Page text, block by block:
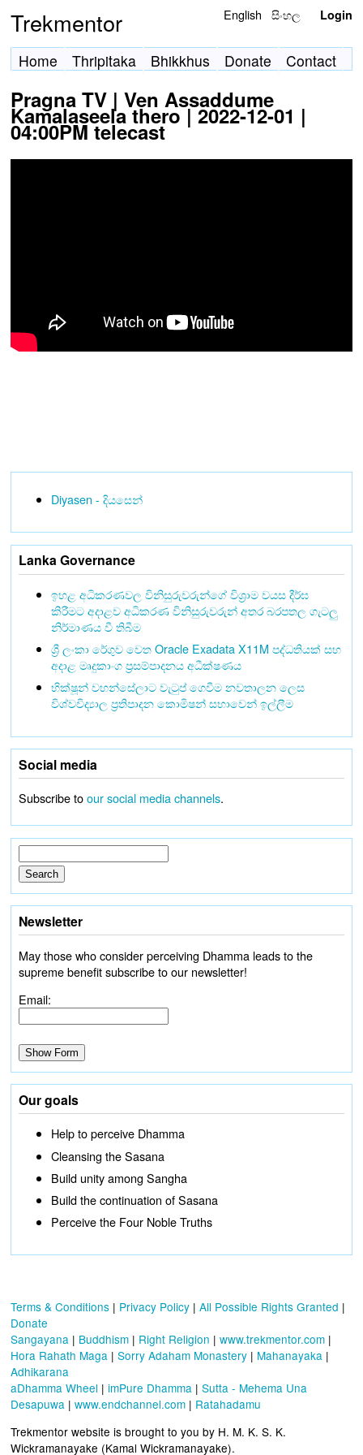
Trekmentor English සිංහල Login
Home Thripitaka Bhikkhus Donate Contact
Pragna TV | Ven Assaddume
Kamalaseela thero | 2022-12-01 |
04:00PM telecast
Diyasen - දියසෙන්
Lanka Governance
ඉහළ අධිකරණවල විනිසුරුවරුන්ගේ විශ්‍රාම වයස දීර්ඝ
කිරීමට අදාළව අධිකරණ විනිසුරුවරුන් අතර බරපතල ගැටලු
නිර්මාණය වී තිබීම
ශ්‍රී ලංකා රේගුව වෙත Oracle Exadata X11M පද්ධතියක් සහ
අදාළ මෘදුකාංග ප්‍රසම්පාදනය අධීක්ෂණය
භික්ෂූන් වහන්සේලාට වැටුප් ගෙවීම නවතාලන ලෙස
විශ්වවිද්‍යාල ප්‍රතිපාදන කොමිෂන් සභාවෙන් ඉල්ලීම
Social media
Subscribe toour social media channels.
Newsletter
May those who consider perceiving Dhamma leads to the
supreme benefit subscribe to our newsletter!
Email:
Our goals
Help to perceive Dhamma
Cleansing the Sasana
Build unity among Sangha
Build the continuation of Sasana
Perceive the Four Noble Truths
Terms & Conditions | Privacy Policy | All Possible Rights Granted |
Donate
Sangayana | Buddhism | Right Religion | www.trekmentor.com |
Hora Rahath Maga | Sorry Adaham Monastery | Mahanayaka |
Adhikarana
aDhamma Wheel | imPure Dhamma | Sutta - Mehema Una
Desapuwa | www.endchannel.com | Ratahadamu
Trekmentor website is brought to you by H. M. K. S. K.
Wickramanayake (Kamal Wickramanayake).